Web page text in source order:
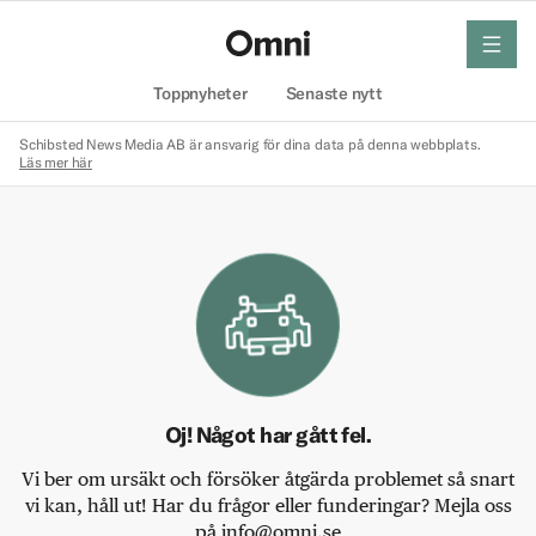
Toppnyheter Senaste nytt
meny
Schibsted News Media AB är ansvarig för dina data på denna webbplats.
Läs mer här
Oj! Något har gått fel.
Vi ber om ursäkt och försöker åtgärda problemet så snart
vi kan, håll ut! Har du frågor eller funderingar? Mejla oss